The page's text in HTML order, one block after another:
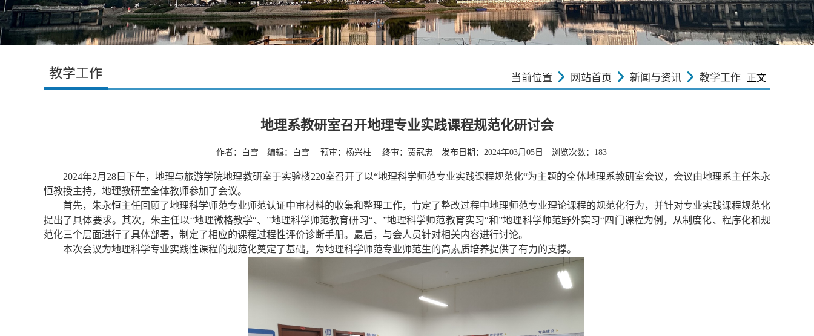
教学工作 当前位置 网站首页 新闻与资讯 教学工作 正文
地理系教研室召开地理专业实践课程规范化研讨会
作者：白雪 编辑：白雪 预审：杨兴柱 终审：贾冠忠 发布日期：2024年03月05日 浏览次数： 183
2024年2月 28 日下午，地理与旅游学院地理教研室于实验楼220室召开了以“地理科学师范专业实践课程规范化“为主题的全体地理系教研室会议，会议由地理系主任朱永
恒教授主持，地理教研室全体教师参加了会议。
首先，朱永恒主任回顾了地理科学师范专业师范认证中审材料的收集和整理工作，肯定了整改过程中地理师范专业理论课程的规范化行为， 并针对专业实践课程规范化
提出了具体要求。其次，朱主任以“地理微格教学“、”地理科学师范教育研习“、 ”地理科学师范教育实习“和”地理科学师范野外实习“四门课程为例，从制度化、程序化和规
范化三个层面进行了具体部署，制定了相应的课程过程性评价诊断手册。最后，与会人员针对相关内容进行讨论。
本次会议为地理科学专业实践性课程的规范化奠定了基础，为地理科学师范专业师范生的高素质培养提供了有力的支撑。